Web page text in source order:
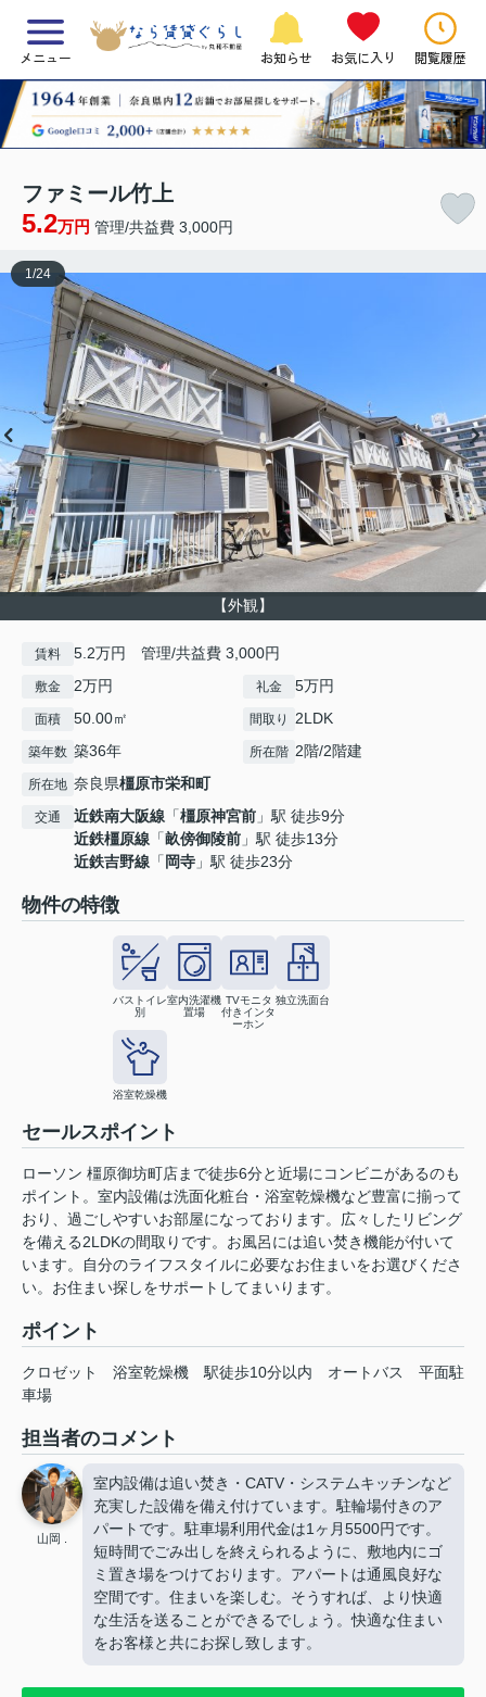
メニュー お知らせ お気に入り 閲覧履歴
ファミール竹上
5.2万円 管理/共益費 3,000円
【外観】
1/24
賃料 5.2万円 管理/共益費 3,000円
敷金 2万円 礼金 5万円
面積 50.00㎡ 間取り 2LDK
築年数 築36年 所在階 2階/2階建
所在地 奈良県橿原市栄和町
交通 近鉄南大阪線 「橿原神宮前 」駅 徒歩9分
近鉄橿原線 「畝傍御陵前 」駅 徒歩13分
近鉄吉野線 「岡寺 」駅 徒歩23分
物件の特徴
バストイレ
別
室内洗濯機
置場
TVモニタ
付きインタ
ーホン
独立洗面台
浴室乾燥機
セールスポイント
ローソン 橿原御坊町店まで徒歩6分と近場にコンビニがあるのも
ポイント。室内設備は洗面化粧台・浴室乾燥機など豊富に揃って
おり、過ごしやすいお部屋になっております。広々したリビング
を備える2LDKの間取りです。お風呂には追い焚き機能が付いて
います。自分のライフスタイルに必要なお住まいをお選びくださ
い。お住まい探しをサポートしてまいります。
ポイント
クロゼット 浴室乾燥機 駅徒歩10分以内 オートバス
平面駐
車場
担当者のコメント
山岡 .
室内設備は追い焚き・CATV・システムキッチンなど
充実した設備を備え付けています。駐輪場付きのア
パートです。駐車場利用代金は1ヶ月5500円です。
短時間でごみ出しを終えられるように、敷地内にゴ
ミ置き場をつけております。アパートは通風良好な
空間です。住まいを楽しむ。そうすれば、より快適
な生活を送ることができるでしょう。快適な住まい
をお客様と共にお探し致します。